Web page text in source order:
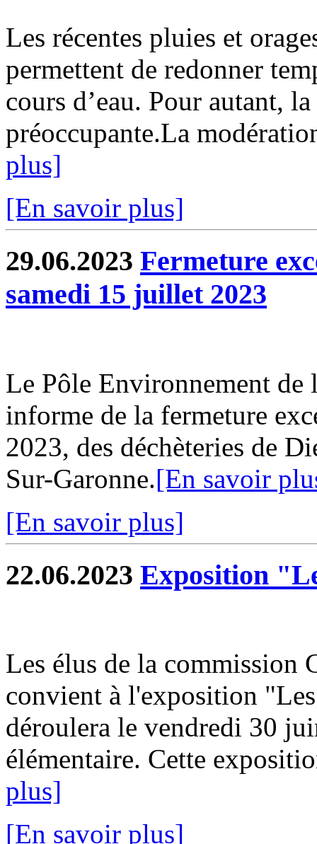
Les récentes pluies et
permettent de redonner
cours d’eau. Pour autant,
préoccupante.La
plus]
[En savoir plus]
29.06.2023 Fermeture
samedi 15 juillet 2023
Le Pôle Environnement de
informe de la fermeture
2023, des déchèteries de
Sur-Garonne.[En savoir
[En savoir plus]
22.06.2023 Exposition
Les élus de la commission
convient à l'exposition
déroulera le vendredi 30
élémentaire. Cette
plus]
[En savoir plus]